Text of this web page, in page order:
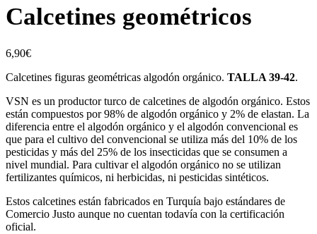
Calcetines geométricos
6,90€
Calcetines figuras geométricas algodón orgánico. TALLA 39-42.
VSN es un productor turco de calcetines de algodón orgánico. Estos
están compuestos por 98% de algodón orgánico y 2% de elastan. La
diferencia entre el algodón orgánico y el algodón convencional es
que para el cultivo del convencional se utiliza más del 10% de los
pesticidas y más del 25% de los insecticidas que se consumen a
nivel mundial. Para cultivar el algodón orgánico no se utilizan
fertilizantes químicos, ni herbicidas, ni pesticidas sintéticos.
Estos calcetines están fabricados en Turquía bajo estándares de
Comercio Justo aunque no cuentan todavía con la certificación
oficial.